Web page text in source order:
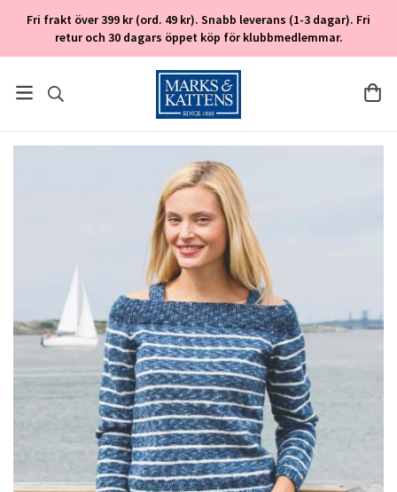
Fri frakt över 399 kr (ord. 49 kr). Snabb leverans (1-3 dagar). Fri
retur och 30 dagars öppet köp för klubbmedlemmar.